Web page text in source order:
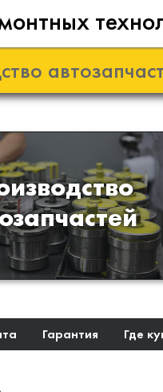
Разработка и
деталей из
для
Гарантия Где